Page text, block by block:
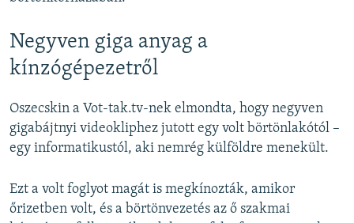
Negyven giga anyag a
kínzógépezetről
Oszecskin a Vot-tak.tv-nek elmondta, hogy negyven
gigabájtnyi videokliphez jutott egy volt börtönlakótól –
egy informatikustól, aki nemrég külföldre menekült.
Ezt a volt foglyot magát is megkínozták, amikor
őrizetben volt, és a börtönvezetés az ő szakmai